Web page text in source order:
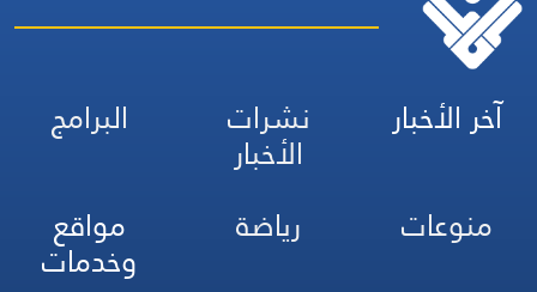
آخر الأخبار نشرات
الأخبار
البرامج
منوعات
رياضة مواقع
وخدمات